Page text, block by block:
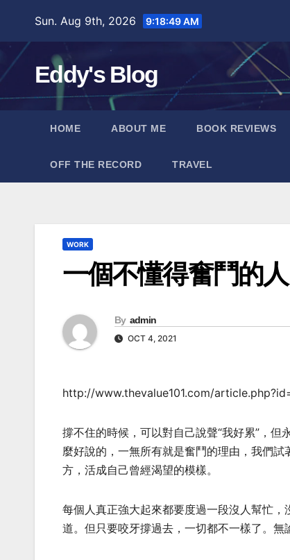
content
Sun. Aug 9th, 2026 9:18:50 AM
Eddy's Blog
HOME ABOUT ME BOOK REVIEWS
OFF THE RECORD TRAVEL
WORK
一個不懂得奮鬥的
By admin
OCT 4, 2021
http://www.thevalue101.com/
撐不住的時候，可以對自己說聲“我好累”，
麼好說的，一無所有就是奮鬥的理由，我們
方，活成自己曾經渴望的模樣。
每個人真正強大起來都要度過一段沒人幫忙
道。但只要咬牙撐過去，一切都不一樣了。無